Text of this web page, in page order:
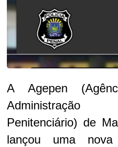
A Agepen
Penitenciário) de
lançou uma